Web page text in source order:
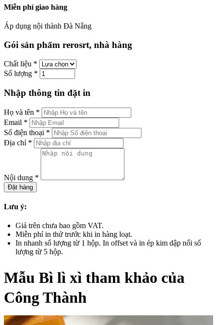
Miễn phí giao hàng
Áp dụng nội thành Đà Nẵng
Gói sản phẩm rerosrt, nhà hàng
Chất liệu *
Số lượng *
Nhập thông tin đặt in
Họ và tên *
Email *
Số điện thoại *
Địa chỉ *
Nội dung *
Đặt hàng
Lưu ý:
Giá trên chưa bao gồm VAT.
Miễn phí in thử trước khi in hàng loạt.
In nhanh số lượng từ 1 hộp. In offset và in ép kim dập nổi số
lượng từ 5 hộp.
Mẫu Bì lì xì tham khảo của
Công Thành